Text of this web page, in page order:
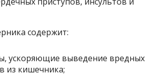
содержит:
ускоряющие выведение вредных
из кишечника;